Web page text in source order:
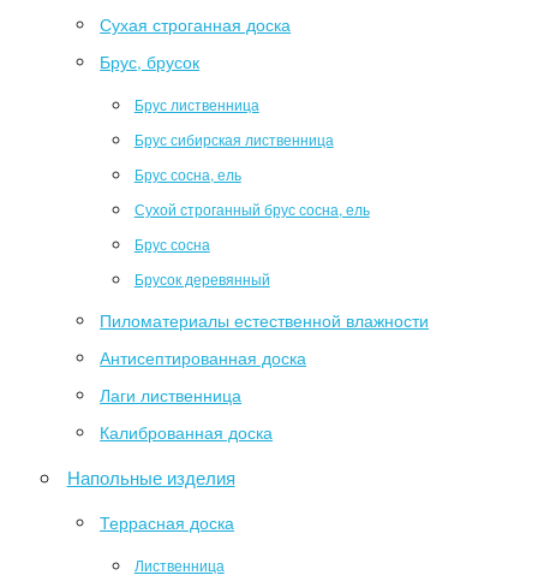
Сухая строганная доска
Брус, брусок
Брус лиственница
Брус сибирская лиственница
Брус сосна, ель
Сухой строганный брус сосна, ель
Брус сосна
Брусок деревянный
Пиломатериалы естественной влажности
Антисептированная доска
Лаги лиственница
Калиброванная доска
Напольные изделия
Террасная доска
Лиственница